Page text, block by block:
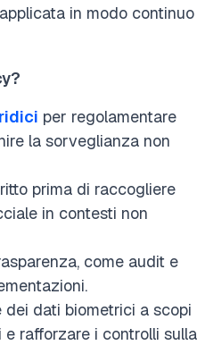
in modo continuo
per regolamentare
la sorveglianza non
prima di raccogliere
in contesti non
come audit e
dati biometrici a scopi
rafforzare i controlli sulla